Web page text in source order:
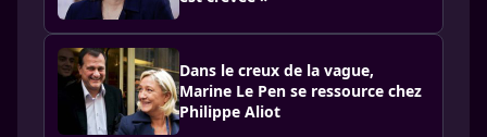
Dans le creux de la vague,
Marine Le Pen se ressource chez
Philippe Aliot